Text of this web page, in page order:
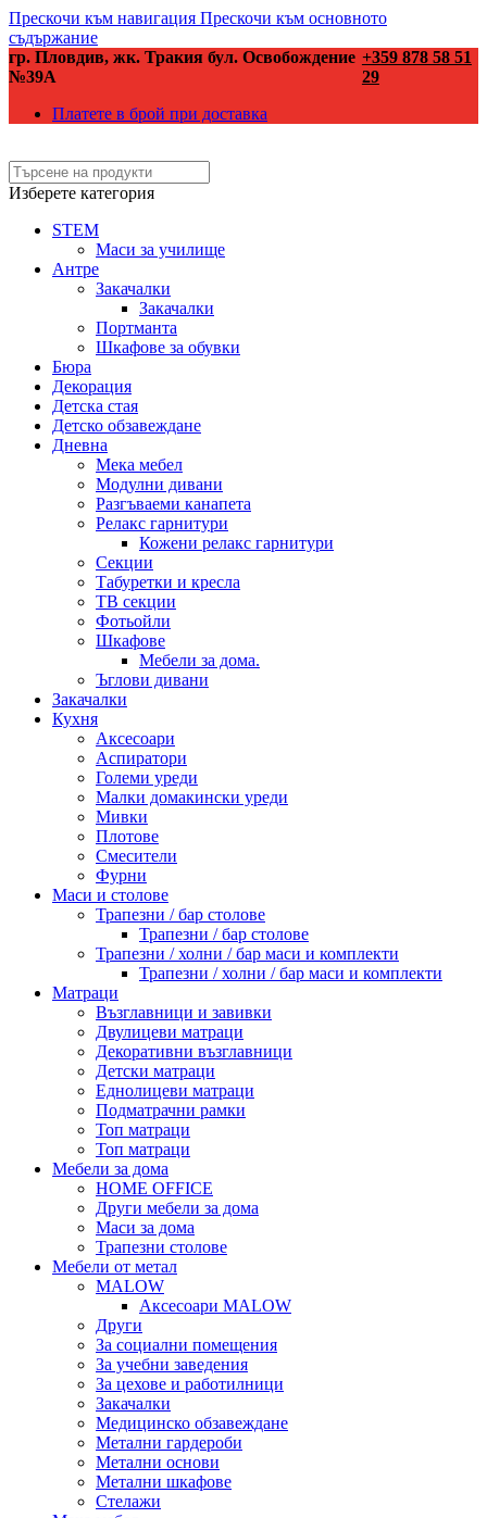
Прескочи към навигация Прескочи към основното
съдържание
гр. Пловдив, жк. Тракия бул. Освобождение
№39А
+359 878 58 51
29
Платете в брой при доставка
Изберете категория
STEM
Маси за училище
Антре
Закачалки
Закачалки
Портманта
Шкафове за обувки
Бюра
Декорация
Детска стая
Детско обзавеждане
Дневна
Мека мебел
Модулни дивани
Разгъваеми канапета
Релакс гарнитури
Кожени релакс гарнитури
Секции
Табуретки и кресла
ТВ секции
Фотьойли
Шкафове
Мебели за дома.
Ъглови дивани
Закачалки
Кухня
Аксесоари
Аспиратори
Големи уреди
Малки домакински уреди
Мивки
Плотове
Смесители
Фурни
Маси и столове
Трапезни / бар столове
Трапезни / бар столове
Трапезни / холни / бар маси и комплекти
Трапезни / холни / бар маси и комплекти
Матраци
Възглавници и завивки
Двулицеви матраци
Декоративни възглавници
Детски матраци
Еднолицеви матраци
Подматрачни рамки
Топ матраци
Топ матраци
Мебели за дома
HOME OFFICE
Други мебели за дома
Маси за дома
Трапезни столове
Мебели от метал
MALOW
Аксесоари MALOW
Други
За социални помещения
За учебни заведения
За цехове и работилници
Закачалки
Медицинско обзавеждане
Метални гардероби
Метални основи
Метални шкафове
Стелажи